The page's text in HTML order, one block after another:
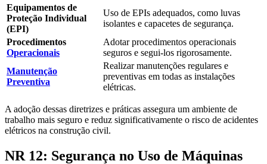
Equipamentos de
Proteção Individual
(EPI)
Uso de EPIs adequados, como luvas
isolantes e capacetes de segurança.
Procedimentos
Operacionais
Adotar procedimentos operacionais
seguros e segui-los rigorosamente.
Manutenção
Preventiva
Realizar manutenções regulares e
preventivas em todas as instalações
elétricas.
A adoção dessas diretrizes e práticas assegura um ambiente de
trabalho mais seguro e reduz significativamente o risco de acidentes
elétricos na construção civil.
NR 12: Segurança no Uso de Máquinas